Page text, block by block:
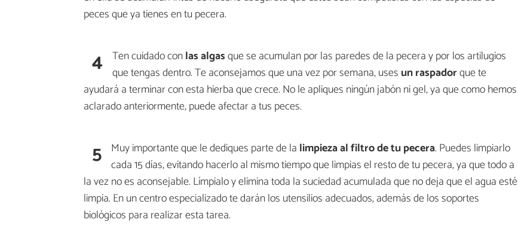
peces que ya tienes en tu pecera.
4 Ten cuidado conlas algasque se acumulan por las paredes de la pecera y por los artilugios
que tengas dentro. Te aconsejamos que una vez por semana, uses un raspadorque te
ayudará a terminar con esta hierba que crece. No le apliques ningún jabón ni gel, ya que como hemos
aclarado anteriormente, puede afectar a tus peces.
5 Muy importante que le dediques parte de la limpieza al filtro de tu pecera. Puedes limpiarlo
cada 15 días, evitando hacerlo al mismo tiempo que limpias el resto de tu pecera, ya que todo a
la vez no es aconsejable. Límpialo y elimina toda la suciedad acumulada que no deja que el agua esté
limpia. En un centro especializado te darán los utensilios adecuados, además de los soportes
biológicos para realizar esta tarea.